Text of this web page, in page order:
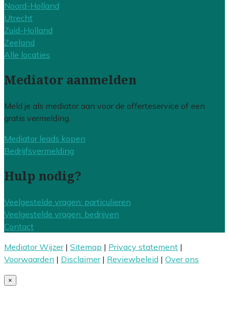
Noord-Holland
Utrecht
Zuid-Holland
Zeeland
Alle locaties
Mediator aanmelden
Meld je als mediator aan voor de offerteservice of een
gratis vermelding.
Mediator leads kopen
Bedrijfsvermelding
Hulp nodig?
Veelgestelde vragen: particulieren
Veelgestelde vragen: bedrijven
Contact
Mediator Wijzer| Sitemap | Privacy statement |
Voorwaarden | Disclaimer| Reviewbeleid | Over ons
×